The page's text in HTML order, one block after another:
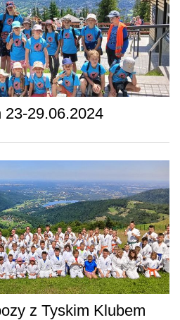
23-29.06.2024
z Tyskim Klubem